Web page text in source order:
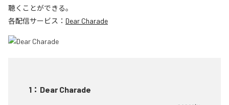
聴くことができる。
各配信サービス： Dear Charade
1 ： Dear Charade